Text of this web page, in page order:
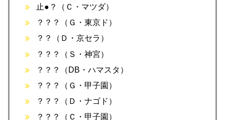
止●？（Ｃ・マツダ）
？？？（Ｇ・東京ド）
？？（Ｄ・京セラ）
？？？（Ｓ・神宮）
？？？（DB・ハマスタ）
？？？（Ｇ・甲子園）
？？？（Ｄ・ナゴド）
？？？（Ｃ・甲子園）